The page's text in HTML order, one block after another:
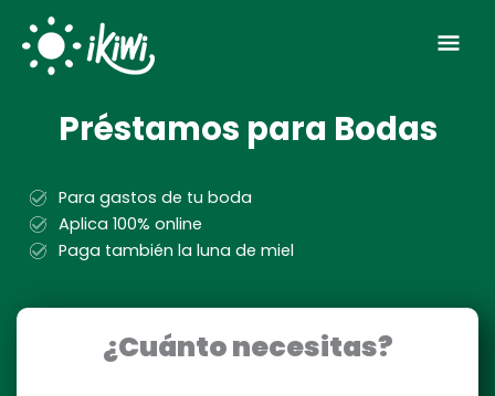
contenido
Préstamos para Bodas
Para gastos de tu boda
Aplica 100% online
Paga también la luna de miel
¿Cuánto necesitas?
Scroll
to
Top